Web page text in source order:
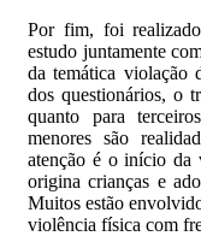
Por fim, foi
estudo juntamente
da temática violação
dos questionários, o
quanto para
menores são
atenção é o início da
origina crianças e
Muitos estão
violência física com